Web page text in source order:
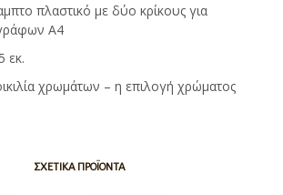
πλαστικό με δύο κρίκους για
Α4
εκ.
χρωμάτων – η επιλογή χρώματος
ΣΧΕΤΙΚΆ ΠΡΟΪΌΝΤΑ